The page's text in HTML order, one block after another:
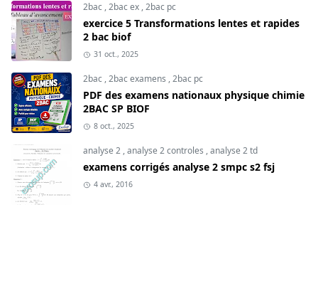
2bac,2bac ex,2bac pc
exercice 5 Transformations lentes et rapides
2 bac biof
31 oct., 2025
2bac,2bac examens ,2bac pc
PDF des examens nationaux physique chimie
2BAC SP BIOF
8 oct., 2025
analyse 2,analyse 2 controles ,analyse 2 td
examens corrigés analyse 2 smpc s2 fsj
4 avr., 2016